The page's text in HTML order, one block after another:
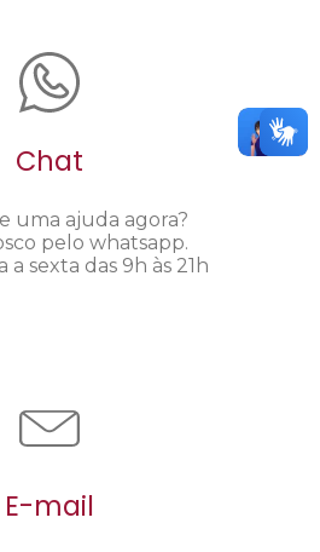
Chat
uma ajuda agora?
pelo whatsapp.
a sexta das 9h às 21h
E-mail